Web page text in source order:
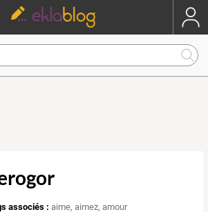
associés : aime,aimez,amour